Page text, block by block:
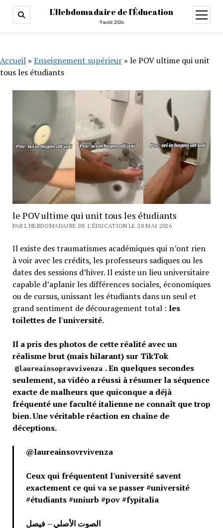
L'Hebdomadaire de l'Éducation
9 août 2026
ouvrir
menu
Accueil » Enseignement supérieur » le POV ultime qui unit
tous les étudiants
le POV ultime qui unit tous les étudiants
PAR L'HEBDOMADAIRE DE L'ÉDUCATION LE 28 MAI 2026
Il existe des traumatismes académiques qui n’ont rien
à voir avec les crédits, les professeurs sadiques ou les
dates des sessions d’hiver. Il existe un lieu universitaire
capable d’aplanir les différences sociales, économiques
ou de cursus, unissant les étudiants dans un seul et
grand sentiment de découragement total : les
toilettes de l'université.
Il a pris des photos de cette réalité avec un
réalisme brut (mais hilarant) sur TikTok
@laureainsopravvivenza . En quelques secondes
seulement, sa vidéo a réussi à résumer la séquence
exacte de malheurs que quiconque a déjà
fréquenté une faculté italienne ne connaît que trop
bien. Une véritable réaction en chaîne de
déceptions.
@laureainsovrvivenza
Ceux qui fréquentent l'université savent
exactement ce qui va se passer #université
#étudiants #uniurb #pov #fypitalia
الصوت الأصلي – فيصل